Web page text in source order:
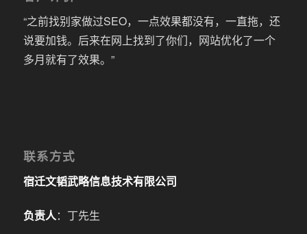
“之前找别家做过SEO，一点效果都没有，一直拖，还
说要加钱。后来在网上找到了你们，网站优化了一个
多月就有了效果。”
联系方式
宿迁文韬武略信息技术有限公司
负责人：丁先生